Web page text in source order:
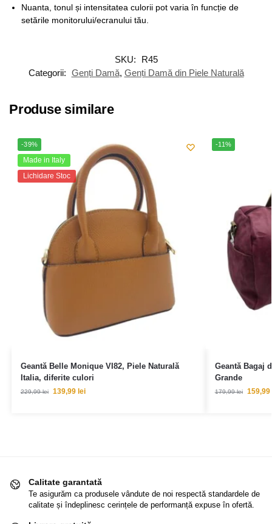
Nuanta, tonul și intensitatea culorii pot varia în funcție de
setările monitorului/ecranului tău.
SKU:
R45
Categorii: Genți Damă, Genți Damă din Piele Naturală
Produse similare
-39%
Made in Italy
Lichidare Stoc
Geantă Belle Monique VI82, Piele Naturală
Italia, diferite culori
229,99lei 139,99 lei
-11%
Geantă Bagaj
Grande
179,99lei 159,99
Calitate garantată
Te asigurăm ca produsele vândute de noi respectă standardele de
calitate și îndeplinesc cerințele de performanță expuse în ofertă.